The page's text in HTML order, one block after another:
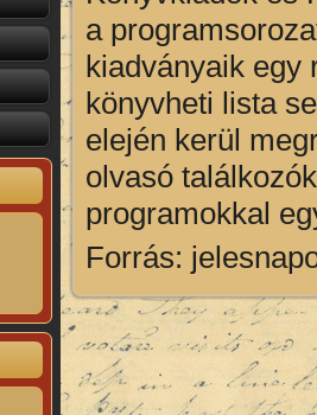
a
kiadványaik egy
könyvheti lista
elején kerül
olvasó
programokkal
Forrás: